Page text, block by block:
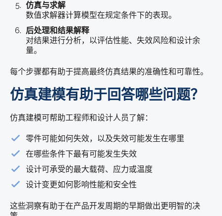
仿真与求解
数值求解器计算模型在规定条件下的表现。
后处理和结果解释
对结果进行分析，以评估性能、失效风险和设计余
量。
每个步骤都有助于提高最终仿真结果的准确性和可靠性。
仿真建模有助于回答哪些问题？
仿真建模可帮助工程师和设计人员了解：
零件可能如何失效，以及失效可能发生在哪里
在哪些条件下最有可能发生失效
设计可承受的最大载荷、应力或温度
设计变更如何影响性能和安全性
这些洞察有助于在产品开发周期的早期做出更明智的决